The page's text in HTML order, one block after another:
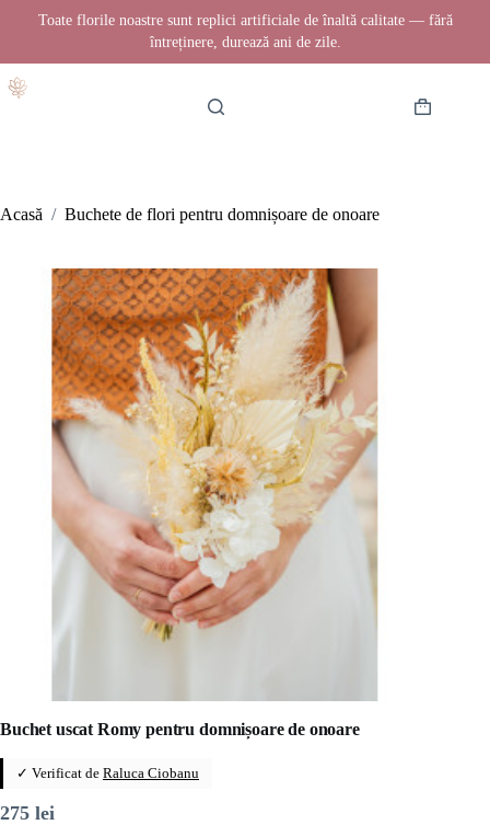
Toate florile noastre sunt replici artificiale de înaltă calitate — fără
întreținere, durează ani de zile.
la
Coș
Acasă / Buchete de flori pentru domnișoare de onoare
Buchet uscat Romy pentru domnișoare de onoare
✓ Verificat de Raluca Ciobanu
275 lei